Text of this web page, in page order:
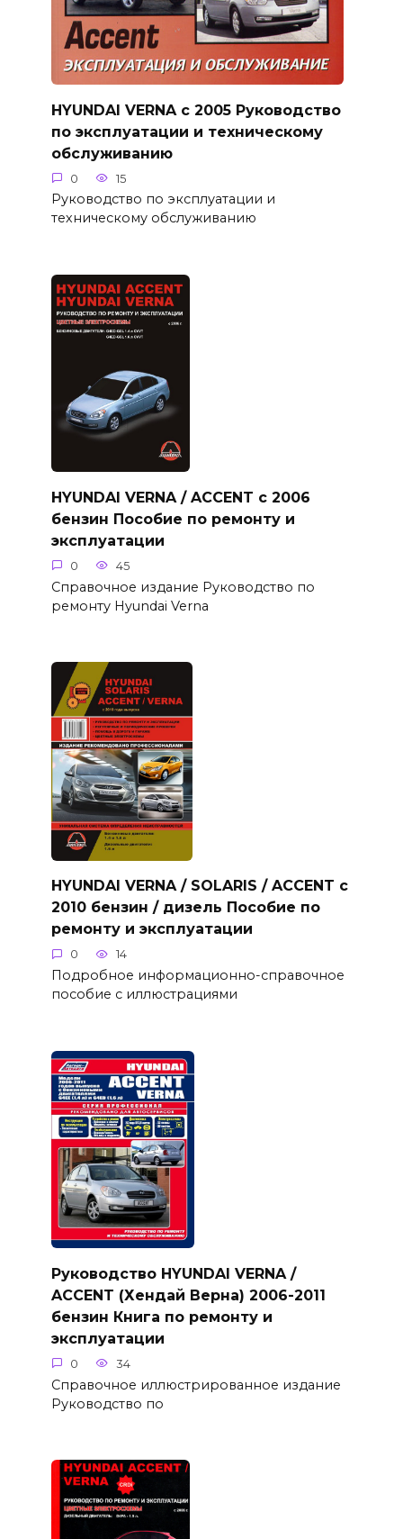
HYUNDAI VERNA с 2005 Руководство
по эксплуатации и техническому
обслуживанию
0 15
Руководство по эксплуатации и
техническому обслуживанию
HYUNDAI VERNA / ACCENT с 2006
бензин Пособие по ремонту и
эксплуатации
0 45
Справочное издание Руководство по
ремонту Hyundai Verna
HYUNDAI VERNA / SOLARIS / ACCENT с
2010 бензин / дизель Пособие по
ремонту и эксплуатации
0 14
Подробное информационно-справочное
пособие с иллюстрациями
Руководство HYUNDAI VERNA /
ACCENT (Хендай Верна) 2006-2011
бензин Книга по ремонту и
эксплуатации
0 34
Справочное иллюстрированное издание
Руководство по